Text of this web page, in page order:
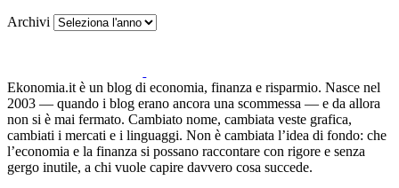
Archivi
Ekonomia.it è un blog di economia, finanza e risparmio. Nasce nel
2003 — quando i blog erano ancora una scommessa — e da allora
non si è mai fermato. Cambiato nome, cambiata veste grafica,
cambiati i mercati e i linguaggi. Non è cambiata l’idea di fondo: che
l’economia e la finanza si possano raccontare con rigore e senza
gergo inutile, a chi vuole capire davvero cosa succede.